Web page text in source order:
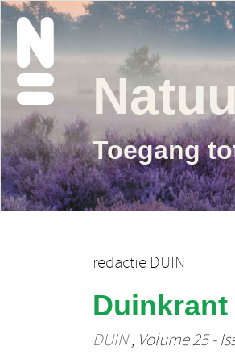
Toegang
redactie DUIN
Duinkrant
DUIN, Volume 25 -